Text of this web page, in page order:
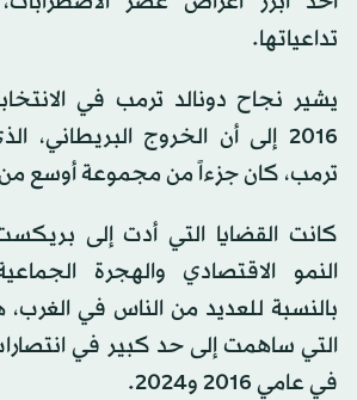
تداعياتها.
يشير نجاح دونالد ترمب في
2016 إلى أن الخروج
ترمب، كان جزءاً من مجموعة أوسع من
كانت القضايا التي أدت إلى
النمو الاقتصادي والهجرة
بالنسبة للعديد من الناس في
التي ساهمت إلى حد كبير في
في عامي 2016 و2024.